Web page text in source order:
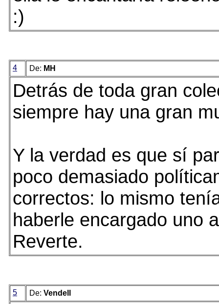
:)
4 De: MH
Detrás de toda gran
siempre hay una gran
Y la verdad es que sí
poco demasiado
correctos: lo mismo
haberle encargado uno
Reverte.
5 De: Vendell